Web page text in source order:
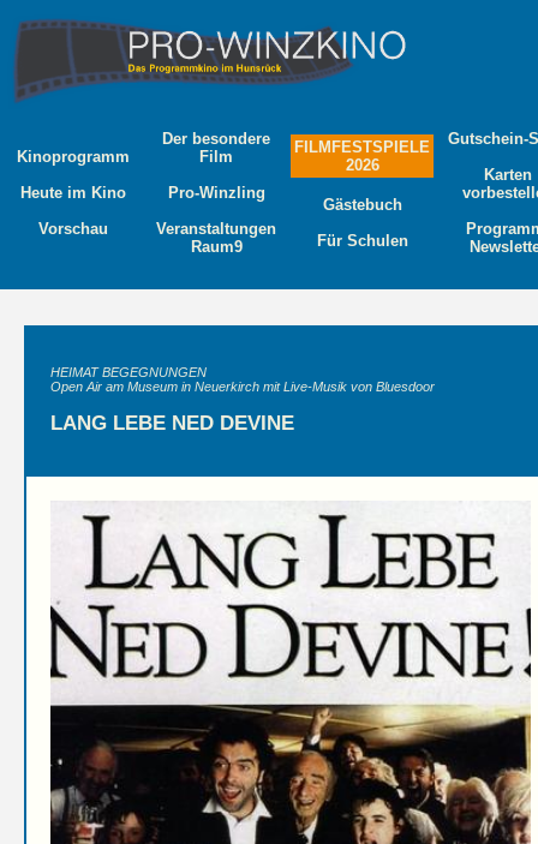
Kinoprogramm
Heute im Kino
Vorschau
Der besondere
Film
Pro-Winzling
Veranstaltungen
Raum9
FILMFESTSPIELE
2026
Gästebuch
Für Schulen
Gutschein-
Karten
HEIMAT BEGEGNUNGEN
Open Air am Museum in Neuerkirch mit Live-Musik von Bluesdoor
LANG LEBE NED DEVINE